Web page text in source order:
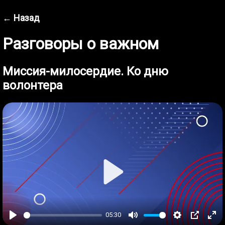
← Назад
Разговоры о важном
Миссия-милосердие. Ко дню
волонтера
05:30
Play